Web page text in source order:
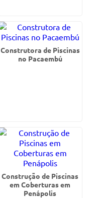
Construtora de Piscinas
no Pacaembú
Construção de Piscinas
em Coberturas em
Penápolis